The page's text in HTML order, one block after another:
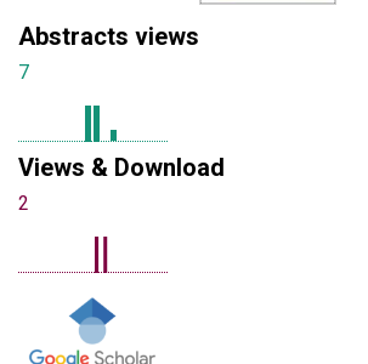
Abstracts views
7
Views & Download
2